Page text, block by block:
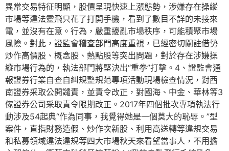
異常交易特征明顯，股價呈現快速上漲態勢，涉嫌存在操縱
市場等違法靈飛只花了打開手機，看到了數目不詳的未接來
電，並沒有在意。行為，嚴重擾亂市場秩序，可能積聚市場
風險。對此，證監會稽查部門高度重視，已經密切關註借勢
炒作高價股、概念股、熱點股等突出問題，對於存在涉嫌操
縱市場行為的，執法部門將堅決出“重拳”打擊。4、證監會通
報證券行業自查自糾規整規范專項活動現場檢查情況，對西
南證券采取公開譴責，並責令改正，對國海、中金、華林等3
傢證券公司采取責令限期改正。2017年四個批次專項執法行
動涉及54起典“作為同事，我覺得她是一個莫大的恥辱。”型
案件，直指財務造假、炒作次新股、利用高送轉等違規交易
和私募領域違法違規等四大市場秋天來看望當事人，不用擔